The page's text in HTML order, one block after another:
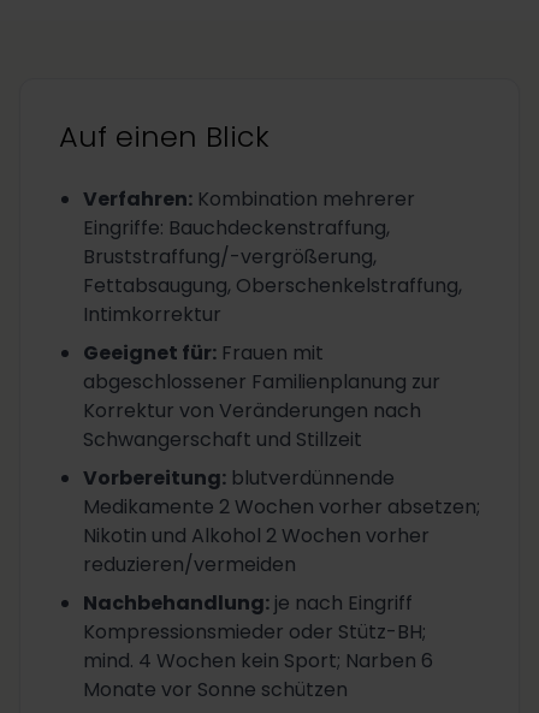
Auf einen Blick
Verfahren: Kombination mehrerer
Eingriffe: Bauchdeckenstraffung,
Bruststraffung/-vergrößerung,
Fettabsaugung, Oberschenkelstraffung,
Intimkorrektur
Geeignet für: Frauen mit
abgeschlossener Familienplanung zur
Korrektur von Veränderungen nach
Schwangerschaft und Stillzeit
Vorbereitung: blutverdünnende
Medikamente 2 Wochen vorher absetzen;
Nikotin und Alkohol 2 Wochen vorher
reduzieren/vermeiden
Nachbehandlung: je nach Eingriff
Kompressionsmieder oder Stütz-BH;
mind. 4 Wochen kein Sport; Narben 6
Monate vor Sonne schützen